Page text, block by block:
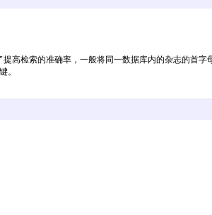
检索的准确率，一般将同一数据库内的杂志的首
。